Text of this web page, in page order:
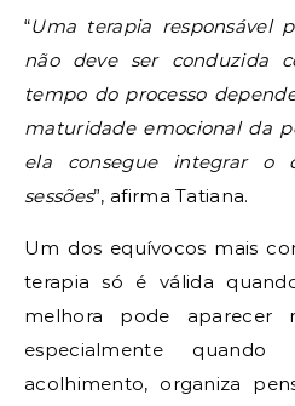
“Uma terapia responsável
não deve ser conduzida
tempo do processo
maturidade emocional da
ela consegue integrar o
sessões”, afirma Tatiana.
Um dos equívocos mais
terapia só é válida
melhora pode aparecer
especialmente
acolhimento, organiza